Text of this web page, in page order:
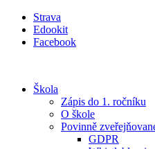
Přejít
obsahu
Strava
Edookit
Facebook
Škola
Zápis do 1. ročníku
O škole
Povinně
GDPR